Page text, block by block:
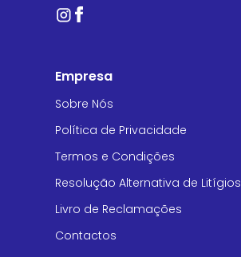
Empresa
Sobre Nós
Política de Privacidade
Termos e Condições
Resolução Alternativa de Litígios
Livro de Reclamações
Contactos